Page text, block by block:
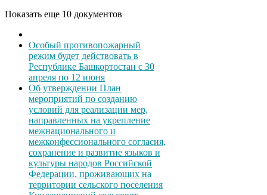
Показать еще 10 документов
Особый противопожарный
режим будет действовать в
Республике Башкортостан с 30
апреля по 12 июня
Об утверждении План
мероприятий по созданию
условий для реализации мер,
направленных на укрепление
межнационального и
межконфессионального согласия,
сохранение и развитие языков и
культуры народов Российской
Федерации, проживающих на
территории сельского поселения